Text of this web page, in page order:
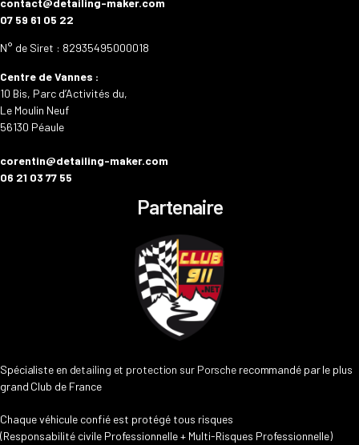
07 59 61 05 22
N° de Siret : 82935495000018
Centre de Vannes :
10 Bis, Parc d’Activités du,
Le Moulin Neuf
56130 Péaule
corentin@detailing-maker.com
06 21 03 77 55
Partenaire
Spécialiste en detailing et protection sur Porsche recommandé par le plus
grand Club de France
Chaque véhicule confié est protégé tous risques
(Responsabilité civile Professionnelle + Multi-Risques Professionnelle)